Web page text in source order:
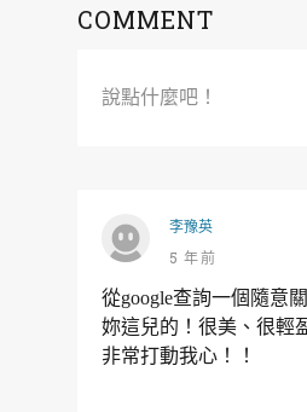
COMMENT
說點什麼吧！
李豫英
5 年前
從google查詢一個隨意
妳這兒的！很美、很輕
非常打動我心！！